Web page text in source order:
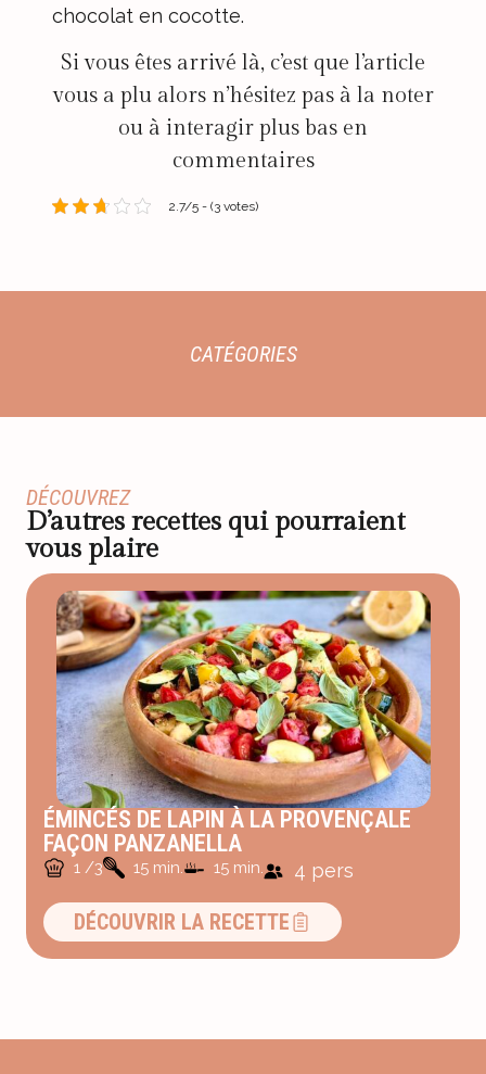
chocolat en cocotte.
Si vous êtes arrivé là, c’est que l’article
vous a plu alors n’hésitez pas à la noter
ou à interagir plus bas en
commentaires
2.7/5 - (3 votes)
CATÉGORIES
DÉCOUVREZ
D’autres recettes qui pourraient
vous plaire
ÉMINCÉS DE LAPIN À LA PROVENÇALE
FAÇON PANZANELLA
1 /3 15 min. 15 min. 4 pers
DÉCOUVRIR LA RECETTE